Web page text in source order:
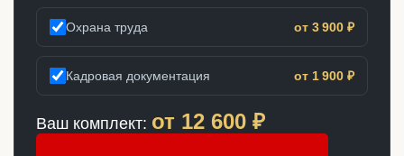
Охрана труда от 3 900 ₽
Кадровая документация от 1 900 ₽
Ваш комплект: от 12 600 ₽